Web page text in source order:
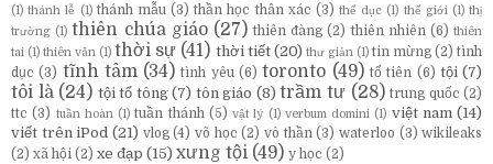
(1) thánh lễ (1) thánh mẫu (3) thần học thân xác (3) thể dục (1) thế giới (1) thị
trường (1) thiên chúa giáo (27) thiên đàng (2) thiên nhiên (6) thiên
tai (1) thiên văn (1) thời sự (41) thời tiết (20) thư giản (1) tin mừng (2) tình
dục (3) tĩnh tâm (34) tình yêu (6) toronto (49) tổ tiên (6) tội (7)
tôi là (24) tội tổ tông (7) tôn giáo (8) trầm tư (28) trung quốc (2)
ttc (3) tuần hoàn (1) tuần thánh (5) vật lý (1) verbum domini (1) việt nam (14)
viết trên iPod (21) vlog (4) võ học (2) vô thần (3) waterloo (3) wikileaks
(2) xã hội (2) xe đạp (15) xưng tội (49) y học (2)